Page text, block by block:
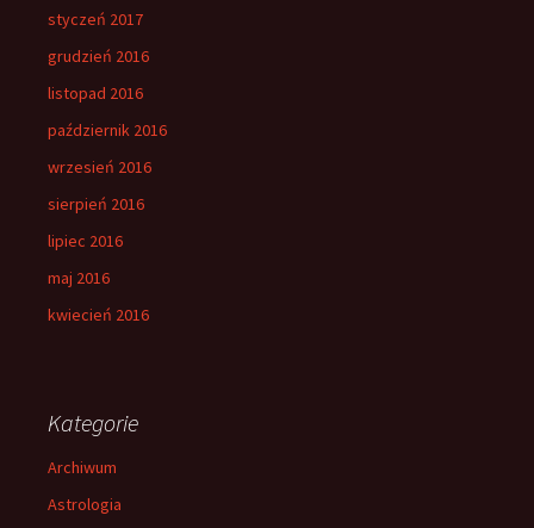
styczeń 2017
grudzień 2016
listopad 2016
październik 2016
wrzesień 2016
sierpień 2016
lipiec 2016
maj 2016
kwiecień 2016
Kategorie
Archiwum
Astrologia